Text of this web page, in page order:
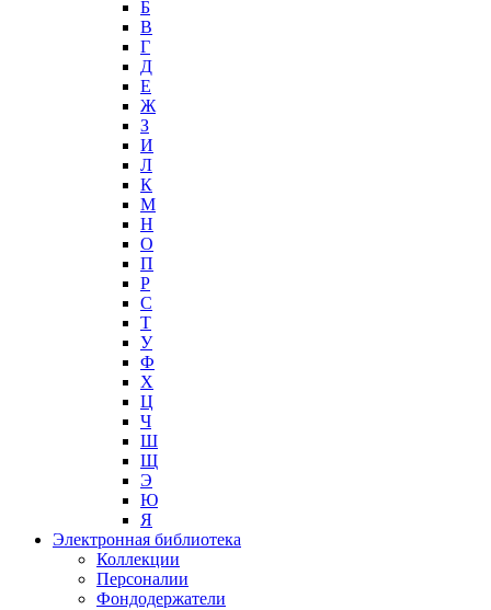
Б
В
Г
Д
Е
Ж
З
И
Л
К
М
Н
О
П
Р
С
Т
У
Ф
Х
Ц
Ч
Ш
Щ
Э
Ю
Я
Электронная библиотека
Коллекции
Персоналии
Фондодержатели